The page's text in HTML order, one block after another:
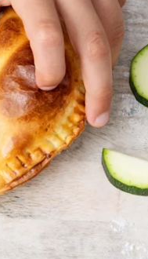
Thermomix® conseils &
astuces
Occasions spéciales et
saisons